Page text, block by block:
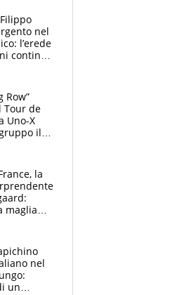
nel
l’erede
continua
Row”
Tour de
Uno-X
il
la
maglia
evitare
nel
un